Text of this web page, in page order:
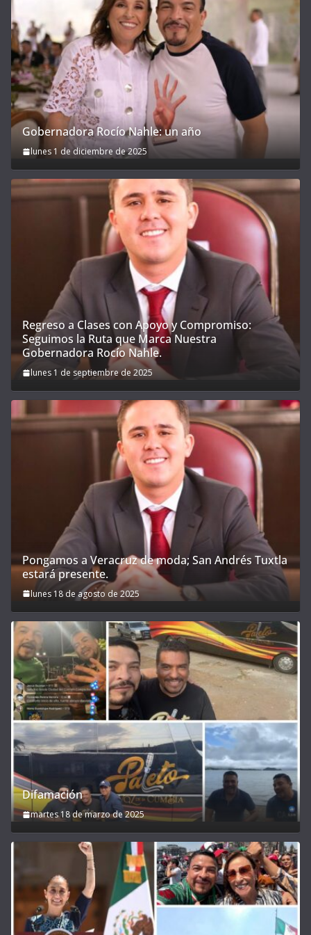
Gobernadora Rocío Nahle: un año
lunes 1 de diciembre de 2025
Regreso a Clases con Apoyo y Compromiso:
Seguimos la Ruta que Marca Nuestra
Gobernadora Rocío Nahle.
lunes 1 de septiembre de 2025
Pongamos a Veracruz de moda; San Andrés Tuxtla
estará presente.
lunes 18 de agosto de 2025
Difamación
martes 18 de marzo de 2025